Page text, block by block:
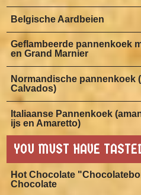
Belgische Aardbeien
Geflambeerde pannenkoek
en Grand Marnier
Normandische pannenkoek
Calvados)
Italiaanse Pannenkoek
ijs en Amaretto)
YOU MUST HAVE
Hot Chocolate
Chocolate